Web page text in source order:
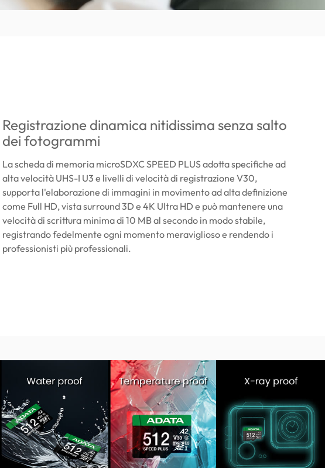
Registrazione dinamica nitidissima senza salto
dei fotogrammi
La scheda di memoria microSDXC SPEED PLUS adotta specifiche ad
alta velocità UHS-I U3 e livelli di velocità di registrazione V30,
supporta l'elaborazione di immagini in movimento ad alta definizione
come Full HD, vista surround 3D e 4K Ultra HD e può mantenere una
velocità di scrittura minima di 10 MB al secondo in modo stabile,
registrando fedelmente ogni momento meraviglioso e rendendo i
professionisti più professionali.